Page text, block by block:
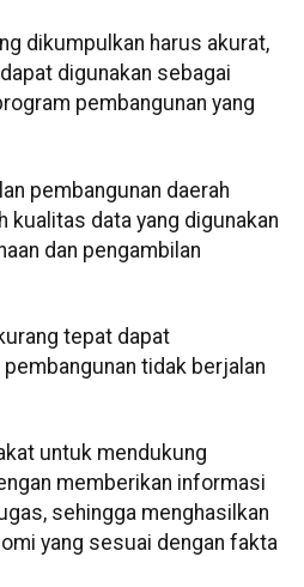
dikumpulkan harus akurat,
digunakan sebagai
pembangunan yang
pembangunan daerah
kualitas data yang digunakan
dan pengambilan
tepat dapat
tidak berjalan
untuk mendukung
memberikan informasi
sehingga menghasilkan
yang sesuai dengan fakta